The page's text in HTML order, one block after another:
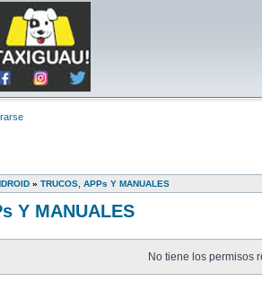
» TRUCOS, APPs Y MANUALES
Y MANUALES
No tiene los permisos